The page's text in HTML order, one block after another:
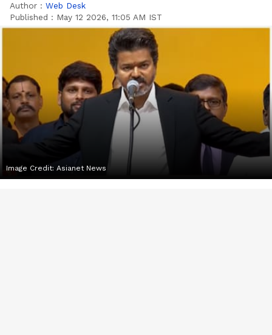
Author : Web Desk
Published : May 12 2026, 11:05 AM IST
Image Credit: Asianet News